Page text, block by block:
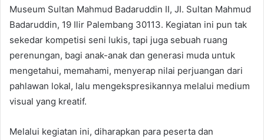
Museum Sultan Mahmud Badaruddin II, JI. Sultan Mahmud
Badaruddin, 19 Ilir Palembang 30113. Kegiatan ini pun tak
sekedar kompetisi seni lukis, tapi juga sebuah ruang
perenungan, bagi anak-anak dan generasi muda untuk
mengetahui, memahami, menyerap nilai perjuangan dari
pahlawan lokal, lalu mengekspresikannya melalui medium
visual yang kreatif.
Melalui kegiatan ini, diharapkan para peserta dan